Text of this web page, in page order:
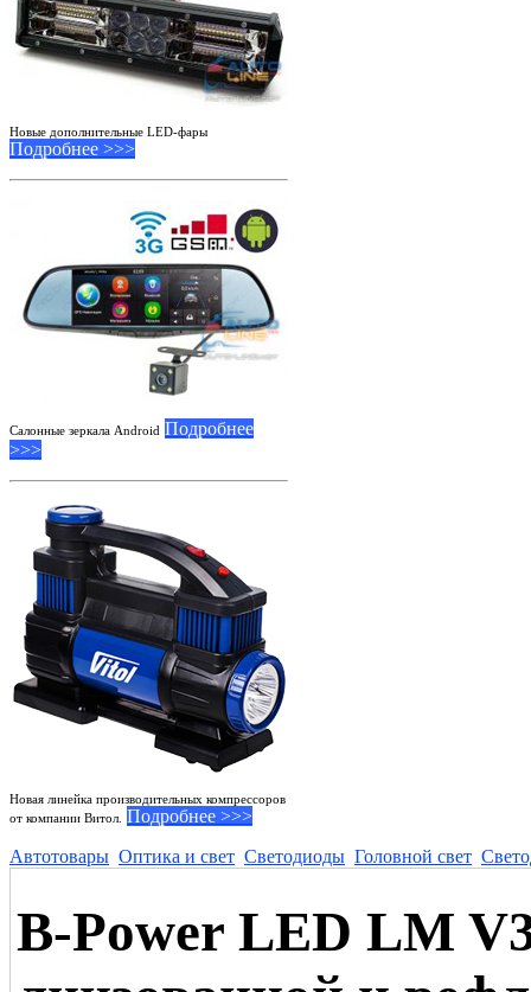
Новые дополнительные LED-фары
Подробнее >>>
Салонные зеркала Android Подробнее
>>>
Новая линейка производительных компрессоров
от компании Витол.
Подробнее >>>
Автотовары Оптика и свет Светодиоды Головной свет
B-Power LED LM